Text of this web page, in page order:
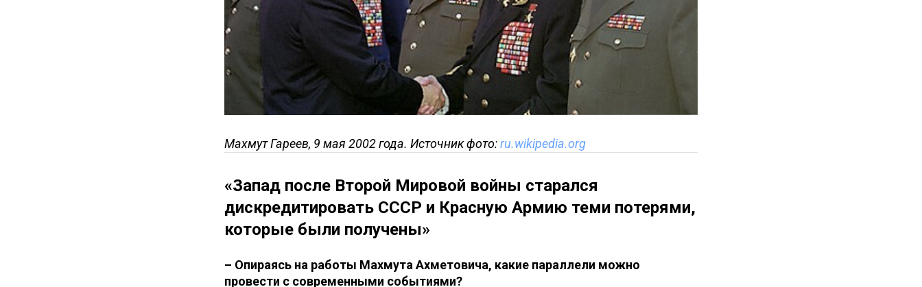
Махмут Гареев, 9 мая 2002 года. Источник фото:ru.wikipedia.org
«Запад после Второй Мировой войны старался
дискредитировать СССР и Красную Армию теми потерями,
которые были получены»
– Опираясь на работы Махмута Ахметовича, какие параллели можно
провести с современными событиями?